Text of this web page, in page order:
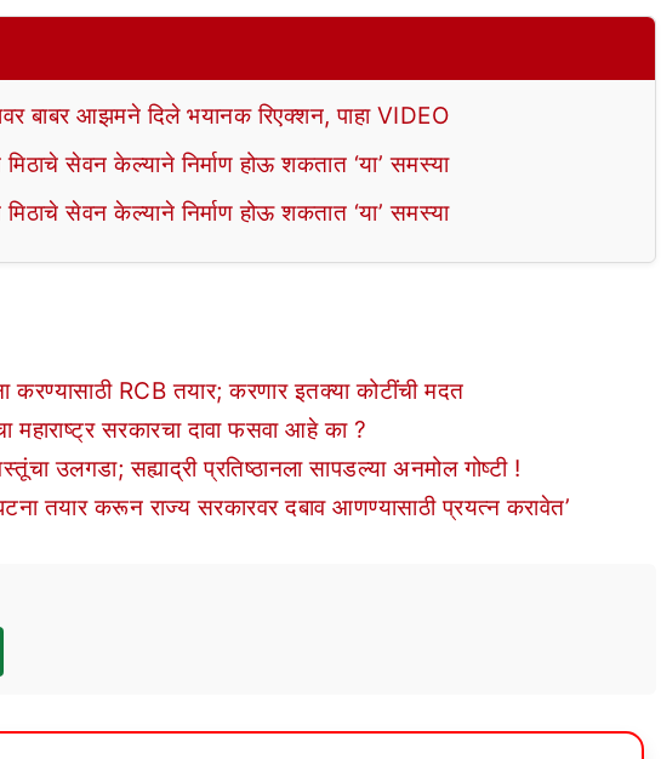
बाबर आझमने दिले भयानक रिएक्शन, पाहा VIDEO
सेवन केल्याने निर्माण होऊ शकतात ‘या’ समस्या
सेवन केल्याने निर्माण होऊ शकतात ‘या’ समस्या
करण्यासाठी RCB तयार; करणार इतक्या कोटींची मदत
महाराष्ट्र सरकारचा दावा फसवा आहे का ?
उलगडा; सह्याद्री प्रतिष्ठानला सापडल्या अनमोल गोष्टी !
संघटना तयार करून राज्य सरकारवर दबाव आणण्यासाठी प्रयत्न करावेत’